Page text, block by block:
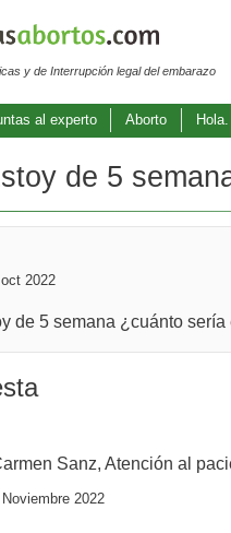
y de Interrupción legal del embarazo
al experto Aborto
de 5
2022
de 5 semana ¿cuánto sería
Sanz, Atención al
2022